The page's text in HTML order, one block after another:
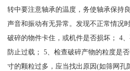
转中要注意轴承的温度，务使轴承保持
声音和振动有无异常。发现不正常情况
破碎的物件卡住，或机件是否损坏； 4
防止过载； 5、检查破碎产物的粒度是
寸的颗粒过多，应当找出原因(如筛网孔